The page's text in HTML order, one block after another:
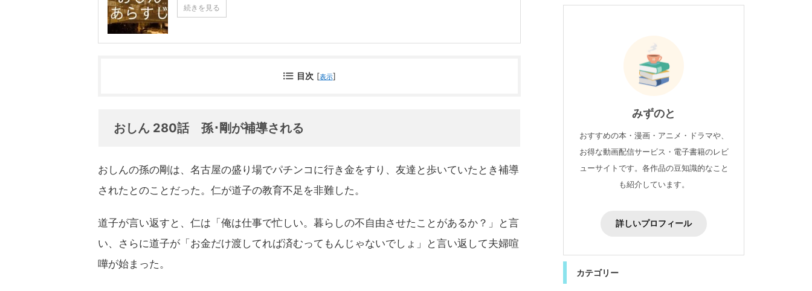
続きを見る
目次 [表示]
おしん 280話 孫･剛が補導される
おしんの孫の剛は、名古屋の盛り場でパチンコに行き金をすり、友達と歩いていたとき補導
されたとのことだった。仁が道子の教育不足を非難した。
道子が言い返すと、仁は「俺は仕事で忙しい。暮らしの不自由させたことがあるか？」と言
い、さらに道子が「お金だけ渡してれば済むってもんじゃないでしょ」と言い返して夫婦喧
嘩が始まった。
みずのと
おすすめの本・漫画・アニメ・ドラマや、
お得な動画配信サービス・電子書籍のレビ
ューサイトです。各作品の豆知識的なこと
も紹介しています。
詳しいプロフィール
カテゴリー